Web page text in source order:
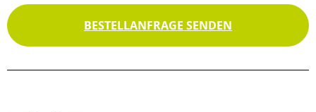
BESTELLANFRAGE SENDEN